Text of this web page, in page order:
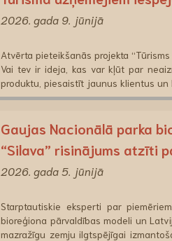
2026. gada 9. jūnijā
Atvērta pieteikšanās projekta
Vai tev ir ideja, kas var kļūt par
produktu, piesaistīt jaunus klientus
Gaujas Nacionālā parka
“Silava” risinājums atzīti
2026. gada 5. jūnijā
Starptautiskie eksperti par
bioreģiona pārvaldības modeli un
mazražīgu zemju ilgtspējīgai